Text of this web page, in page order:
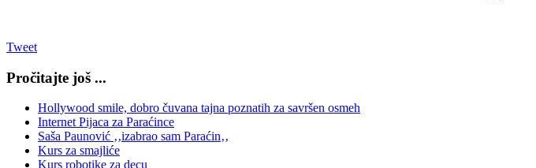
Tweet
Pročitajte još ...
Hollywood smile, dobro čuvana tajna poznatih za savršen osmeh
Internet Pijaca za Paraćince
Saša Paunović ‚‚izabrao sam Paraćin‚‚
Kurs za smajliće
Kurs robotike za decu